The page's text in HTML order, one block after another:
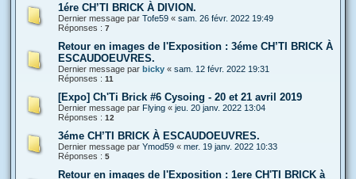
1ére CH’TI BRICK À DIVION.
Dernier message par Tofe59 « sam. 26 févr. 2022 19:49
Réponses : 7
Retour en images de l'Exposition : 3éme CH’TI BRICK À
ESCAUDOEUVRES.
Dernier message par bicky « sam. 12 févr. 2022 19:31
Réponses : 11
[Expo] Ch'Ti Brick #6 Cysoing - 20 et 21 avril 2019
Dernier message par Flying « jeu. 20 janv. 2022 13:04
Réponses : 12
3éme CH’TI BRICK À ESCAUDOEUVRES.
Dernier message par Ymod59 « mer. 19 janv. 2022 10:33
Réponses : 5
Retour en images de l'Exposition : 1ere CH'TI BRICK à